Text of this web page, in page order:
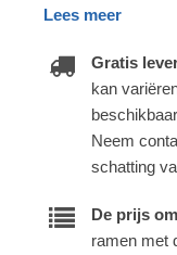
Lees meer
Gratis
kan
Neem
schatting
De prijs
ramen met